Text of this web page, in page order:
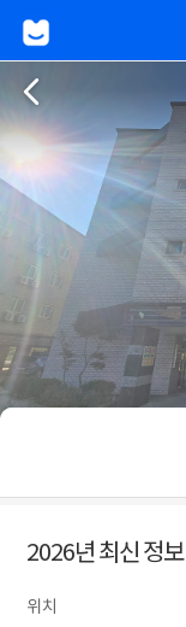
2026년 최신 정보
위치